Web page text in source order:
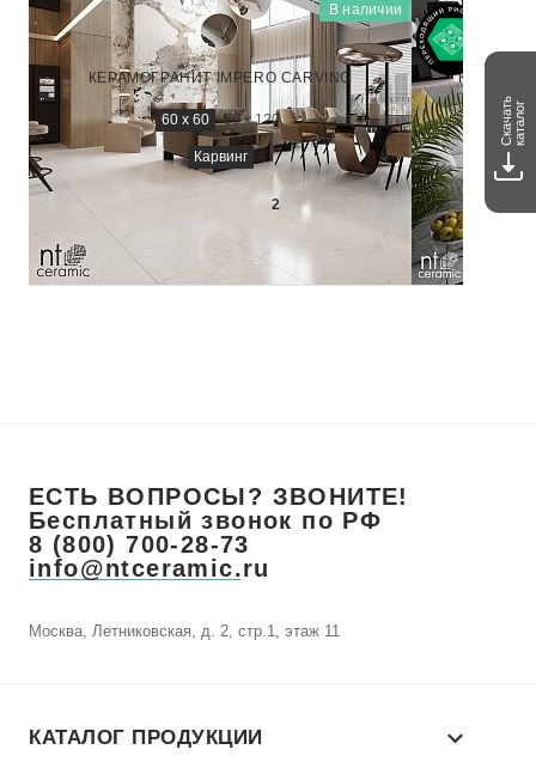
В наличии
MARMO
NTT995180M
КЕРАМОГРАНИТ IMPERO CARVING
60 x 60 60 x 120
Карвинг
2 400 ₽/м2
Скачатькаталог
ЕСТЬ ВОПРОСЫ? ЗВОНИТЕ!
Бесплатный звонок по РФ
8 (800) 700-28-73
info@ntceramic.ru
Москва, Летниковская, д. 2, стр.1, этаж 11
КАТАЛОГ ПРОДУКЦИИ